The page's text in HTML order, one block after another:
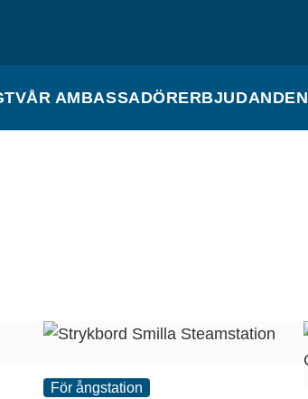
VÅR AMBASSADÖRERBJUDANDEN
För ångstation